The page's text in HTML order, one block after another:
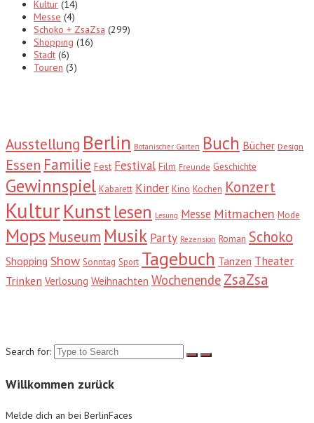
Kultur (14)
Messe (4)
Schoko + ZsaZsa (299)
Shopping (16)
Stadt (6)
Touren (3)
Ausstellung Berlin Botanischer Garten Buch Bücher Design
Essen Familie Fest Festival Film Freunde Geschichte
Gewinnspiel Kabarett Kinder Kino Kochen Konzert
KulturKunstlesen Lesung Messe Mitmachen Mode
Mops Museum Musik Party Rezension Roman Schoko
Shopping Show Sonntag Sport Tagebuch Tanzen Theater
Trinken Verlosung Weihnachten Wochenende ZsaZsa
Search for:
Willkommen zurück
Melde dich an bei BerlinFaces